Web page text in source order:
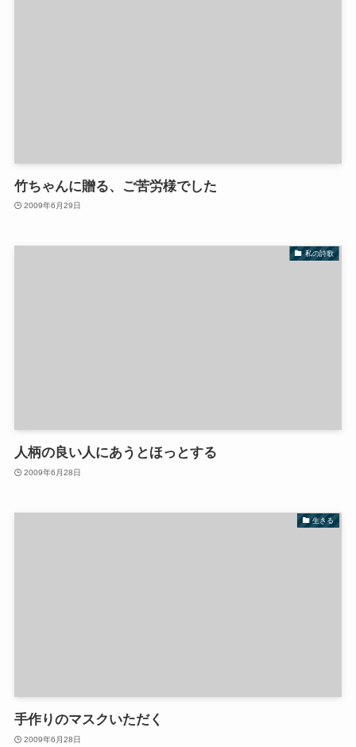
竹ちゃんに贈る、ご苦労様でした
2009年6月29日
私の詩歌
人柄の良い人にあうとほっとする
2009年6月28日
生きる
手作りのマスクいただく
2009年6月28日